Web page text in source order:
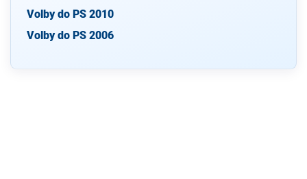
Volby do PS 2010
Volby do PS 2006